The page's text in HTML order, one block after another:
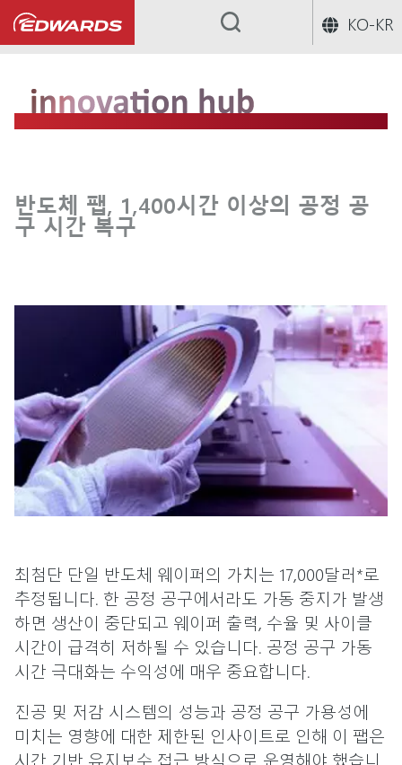
KO-KR
...
반도체 팹, 1,400시간 이상의 공정 공
구 시간 복구
최첨단 단일 반도체 웨이퍼의 가치는 17,000달러*로
추정됩니다. 한 공정 공구에서라도 가동 중지가 발생
하면 생산이 중단되고 웨이퍼 출력, 수율 및 사이클
시간이 급격히 저하될 수 있습니다. 공정 공구 가동
시간 극대화는 수익성에 매우 중요합니다.
진공 및 저감 시스템의 성능과 공정 공구 가용성에
미치는 영향에 대한 제한된 인사이트로 인해 이 팹은
시간 기반 유지보수 접근 방식으로 운영해야 했습니